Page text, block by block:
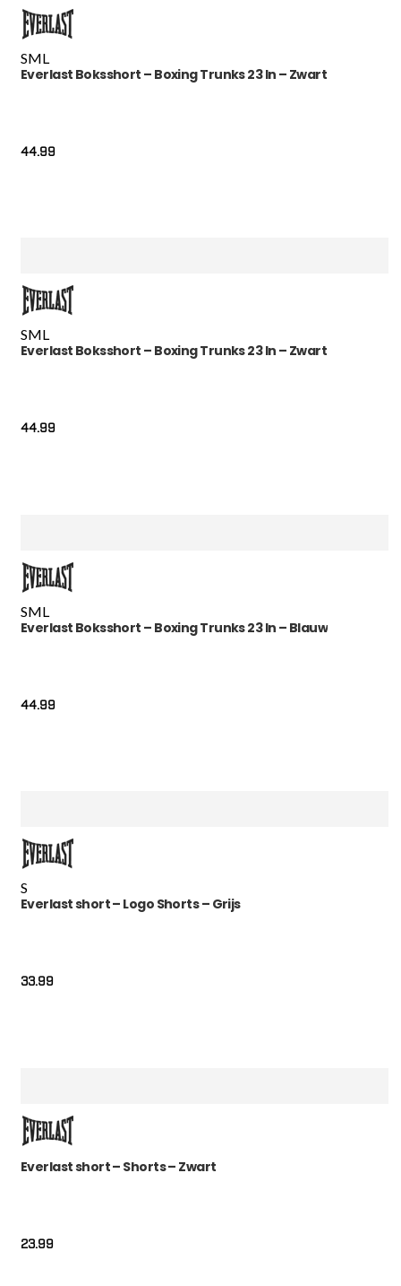
SML
Everlast Boksshort – Boxing Trunks 23 In – Zwart
44.99
SML
Everlast Boksshort – Boxing Trunks 23 In – Zwart
44.99
SML
Everlast Boksshort – Boxing Trunks 23 In – Blauw
44.99
S
Everlast short – Logo Shorts – Grijs
33.99
Everlast short – Shorts – Zwart
23.99